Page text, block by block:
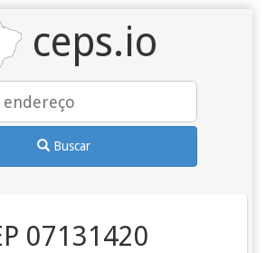
ceps.io
Buscar
07131420